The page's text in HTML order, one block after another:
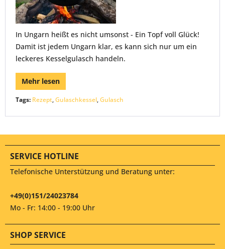
In Ungarn heißt es nicht umsonst - Ein Topf voll Glück!
Damit ist jedem Ungarn klar, es kann sich nur um ein
leckeres Kesselgulasch handeln.
Mehr lesen
Tags: Rezept,Gulaschkessel,Gulasch
SERVICE HOTLINE
Telefonische Unterstützung und Beratung unter:
+49(0)151/24023784
Mo - Fr: 14:00 - 19:00 Uhr
SHOP SERVICE